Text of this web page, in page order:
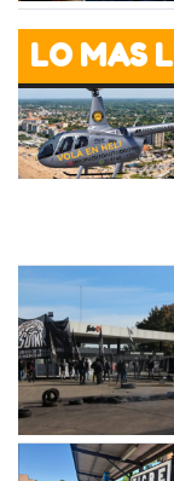
LO MAS